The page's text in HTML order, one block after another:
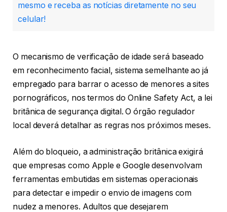
mesmo e receba as notícias diretamente no seu
celular!
O mecanismo de verificação de idade será baseado
em reconhecimento facial, sistema semelhante ao já
empregado para barrar o acesso de menores a sites
pornográficos, nos termos do Online Safety Act, a lei
britânica de segurança digital. O órgão regulador
local deverá detalhar as regras nos próximos meses.
Além do bloqueio, a administração britânica exigirá
que empresas como Apple e Google desenvolvam
ferramentas embutidas em sistemas operacionais
para detectar e impedir o envio de imagens com
nudez a menores. Adultos que desejarem